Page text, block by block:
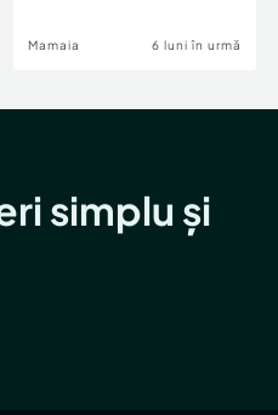
Mamaia 6 luni în urmă
simplu și